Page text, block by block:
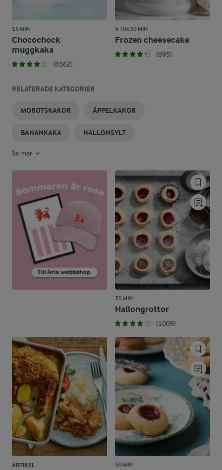
15 MIN
Chocochock
muggkaka
(8362)
4 TIM 30 MIN
Frozen cheesecake
(895)
RELATERADE KATEGORIER
MOROTSKAKOR ÄPPELKAKOR
BANANKAKA HALLONSYLT
Se mer
35 MIN
Hallongrottor
(1009)
ARTIKEL 50 MIN